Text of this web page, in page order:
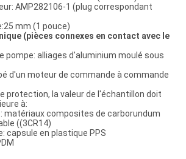
AMP282106-1 (plug correspondant
mm (1 pouce)
(pièces connexes en contact avec le
pompe: alliages d'aluminium moulé sous
d'un moteur de commande à commande
protection, la valeur de l'échantillon doit
à:
matériaux composites de carborundum
((3CR14)
capsule en plastique PPS